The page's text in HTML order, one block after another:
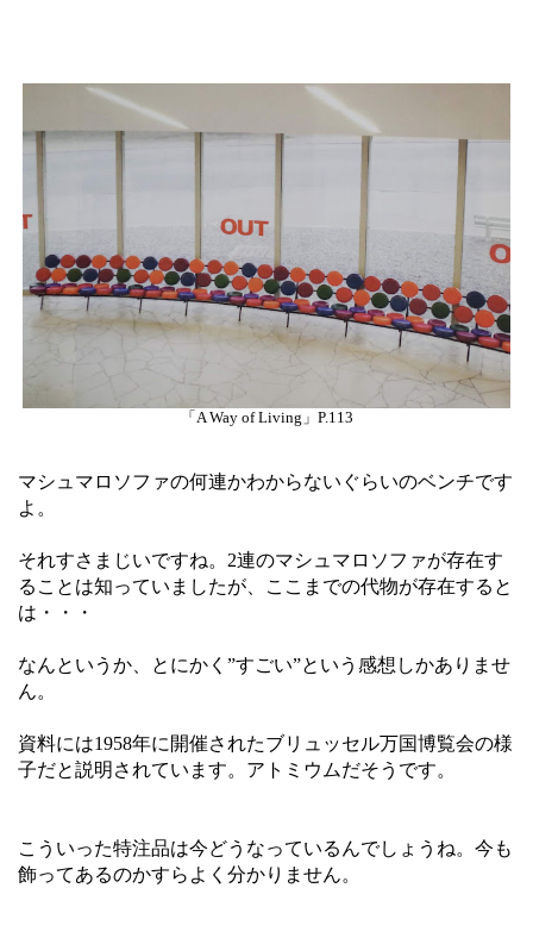
「A Way of Living」P.113
マシュマロソファの何連かわからないぐらいのベンチです
よ。
それすさまじいですね。2連のマシュマロソファが存在す
ることは知っていましたが、ここまでの代物が存在すると
は・・・
なんというか、とにかく”すごい”という感想しかありませ
ん。
資料には1958年に開催されたブリュッセル万国博覧会の様
子だと説明されています。アトミウムだそうです。
こういった特注品は今どうなっているんでしょうね。今も
飾ってあるのかすらよく分かりません。